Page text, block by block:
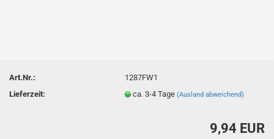
Art.Nr.:
1287FW1
Lieferzeit:
ca. 3-4 Tage(Ausland abweichend)
9,94 EUR